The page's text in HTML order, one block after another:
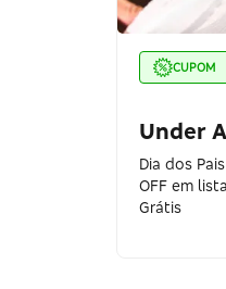
CUPOM
Under
Dia dos
OFF em
Grátis